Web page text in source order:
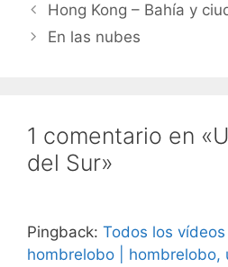
Hong Kong – Bahía y
En las nubes
1 comentario en
del Sur»
Pingback: Todos los
hombrelobo | hombrelobo,